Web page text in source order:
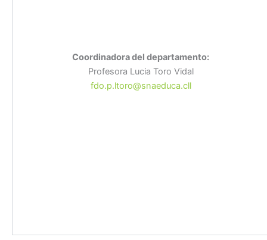
Coordinadora del departamento:
Profesora Lucia Toro Vidal
fdo.p.ltoro@snaeduca.cll